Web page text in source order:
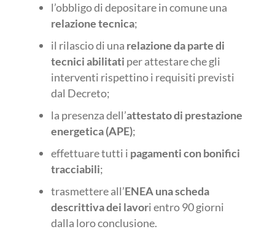
l’obbligo di depositare in comune una
relazione tecnica;
il rilascio di una relazione da parte di
tecnici abilitati per attestare che gli
interventi rispettino i requisiti previsti
dal Decreto;
la presenza dell’attestato di prestazione
energetica (APE);
effettuare tutti i pagamenti con bonifici
tracciabili;
trasmettere all’ENEA una scheda
descrittiva dei lavori entro 90 giorni
dalla loro conclusione.